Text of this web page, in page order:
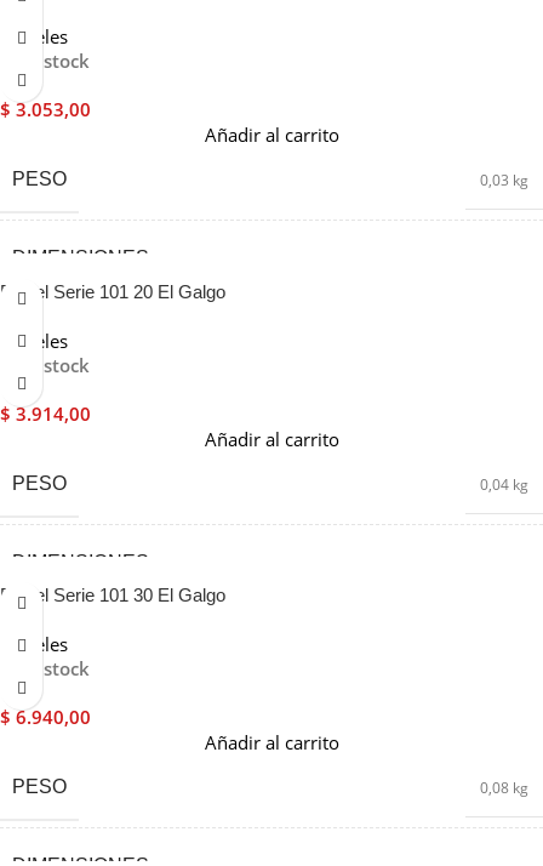
MEDIDA
Pinceles
En stock
$ 3.053,00
Añadir al carrito
PESO 0,03 kg
DIMENSIONES
MEDIDA
Pincel Serie 101 20 El Galgo
Pinceles
En stock
$ 3.914,00
Añadir al carrito
PESO 0,04 kg
DIMENSIONES
MEDIDA
Pincel Serie 101 30 El Galgo
Pinceles
En stock
$ 6.940,00
Añadir al carrito
PESO 0,08 kg